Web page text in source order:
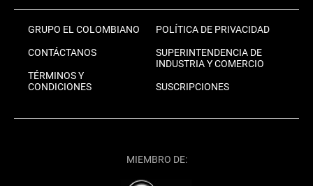
GRUPO EL COLOMBIANO
CONTÁCTANOS
TÉRMINOS Y
CONDICIONES
POLÍTICA DE PRIVACIDAD
SUPERINTENDENCIA DE
INDUSTRIA Y COMERCIO
SUSCRIPCIONES
MIEMBRO DE: